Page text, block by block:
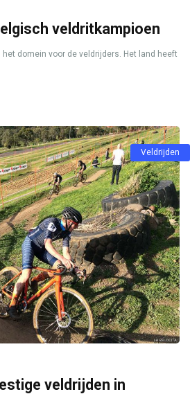
veldritkampioen
domein voor de veldrijders. Het land heeft
Veldrijden
veldrijden in